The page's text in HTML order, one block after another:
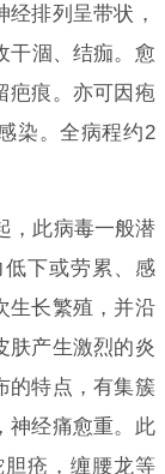
排列呈带状，
干涸、结痂。愈
疤痕。亦可因疱
染。全病程约2
，此病毒一般潜
下或劳累、感
生长繁殖，并沿
肤产生激烈的炎
的特点，有集簇
神经痛愈重。此
疮，缠腰龙等